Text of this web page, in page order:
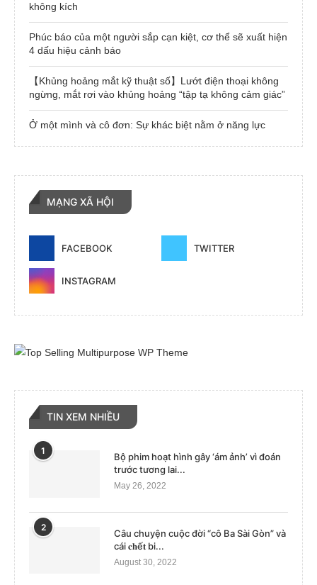
không kích
Phúc báo của một người sắp cạn kiệt, cơ thể sẽ xuất hiện
4 dấu hiệu cảnh báo
【Khủng hoảng mắt kỹ thuật số】Lướt điện thoại không
ngừng, mắt rơi vào khủng hoảng “tập tạ không cảm giác”
Ở một mình và cô đơn: Sự khác biệt nằm ở năng lực
MẠNG XÃ HỘI
FACEBOOK TWITTER
INSTAGRAM
TIN XEM NHIỀU
1
Bộ phim hoạt hình gây ‘ám ảnh’ vì đoán
trước tương lai...
May 26, 2022
2
Câu chuyện cuộc đời “cô Ba Sài Gòn” và
cái 𝐜𝐡ế𝐭 bi...
August 30, 2022